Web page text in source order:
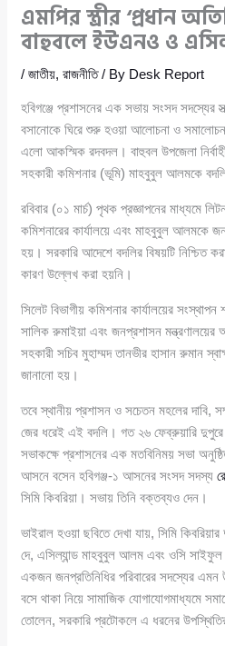
এমপির স্ত্রীর ‘প্রধান
বাহুবলে ইউএনও ও
/জাতীয়,রাজনীতি/ By Desk Report
হবিগঞ্জে প্রশাসনের এক সভায় সংসদ সদস্যের
বসানোকে ঘিরে শুরু হওয়া আলোচনা ও
এলো আকস্মিক রদবদল। বাহুবল উপজেলা
সহকারী কমিশনার (ভূমি) মাহবুবুল আলমকে
রবিবার (০১ মার্চ) পৃথক প্রজ্ঞাপনের মাধ্যমে
কমিশনারের কার্যালয়ে এবং মাহবুবুল আলমকে
হয়। সরকারি আদেশে বদলির বিষয়টি নিশ্চিত
কারণ উল্লেখ করা হয়নি।
সিলেট বিভাগীয় কমিশনার কার্যালয়ের
সালিক রুমাইয়া এবং জনপ্রশাসন মন্ত্রণালয়ের
সহকারী সচিব মুহাম্মদ তানভীর হাসান রুমান
জানানো হয়।
তবে স্থানীয় প্রশাসন ও সচেতন মহলের দাবি,
জের ধরেই এই বদলি। গত ২৬ ফেব্রুয়ারি
সভাকক্ষে প্রশাসনের এক মতবিনিময় সভা
আসনে বসেন হবিগঞ্জ-১ আসনের সংসদ সদস্য
সিমি কিবরিয়া। সভায় তিনি বক্তব্যও দেন।
ভাইরাল হওয়া ছবিতে দেখা যায়, সিমি
দে, এসিল্যান্ড মাহবুবুল আলম এবং ওসি
একজন জনপ্রতিনিধির পরিবারের সদস্যের
বসে থাকা নিয়ে সামাজিক যোগাযোগমাধ্যমে
তোলেন, সরকারি প্রটোকলে এ ধরনের